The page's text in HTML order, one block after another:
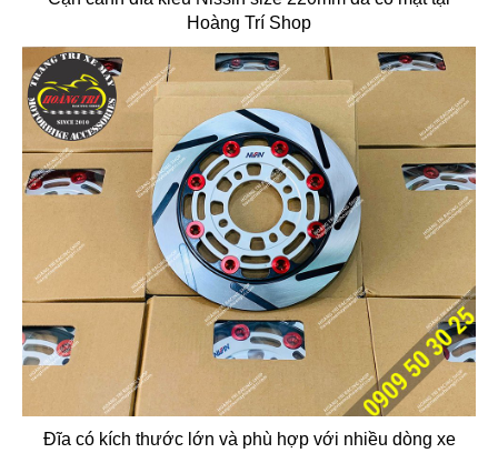
Hoàng Trí Shop
Đĩa có kích thước lớn và phù hợp với nhiều dòng xe